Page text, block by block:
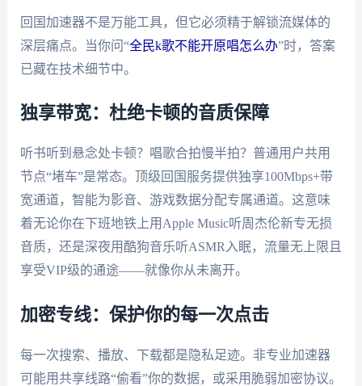
回国加速器不是万能工具，但它必须精于解锁流媒体的
深层痛点。当你问“全民k歌不能开原唱怎么办”时，答案
已藏在技术细节中。
独享带宽：杜绝卡顿的音质保障
听书听到悬念处卡顿？唱歌合拍慢半拍？普通用户共用
节点“堵车”是常态。顶级回国服务提供独享100Mbps+带
宽通道，智能为影音、游戏数据分配专属通道。这意味
着无论你在下班地铁上用Apple Music听周杰伦新专无损
音质，还是深夜用酷狗音乐听ASMR入眠，流量无上限且
享受VIP级的通途——就像你从未离开。
加密专线：保护你的每一次点击
每一次搜索、播放、下载都是隐私足迹。非专业加速器
可能用共享线路“偷看”你的数据，或采用脆弱加密协议。